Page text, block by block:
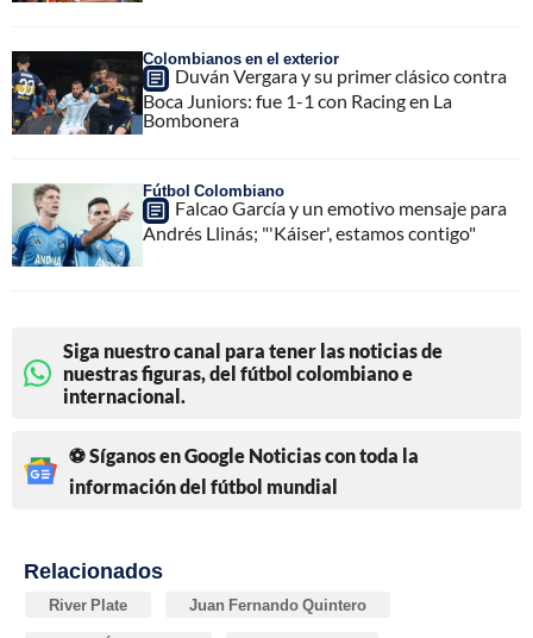
Colombianos en el exterior
Duván Vergara y su primer clásico contra
Boca Juniors: fue 1-1 con Racing en La
Bombonera
Fútbol Colombiano
Falcao García y un emotivo mensaje para
Andrés Llinás; "'Káiser', estamos contigo"
Siga nuestro canal para tener las noticias de
nuestras figuras, del fútbol colombiano e
internacional.
⚽ Síganos en Google Noticias con toda la
información del fútbol mundial
Relacionados
River Plate Juan Fernando Quintero